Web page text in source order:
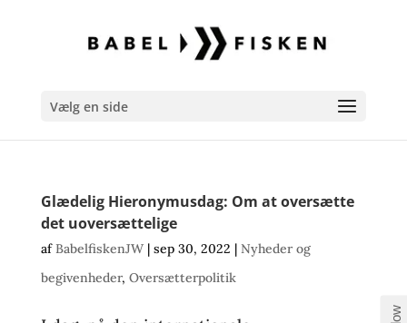
Vælg en side
Glædelig Hieronymusdag: Om at oversætte
det uoversættelige
afBabelfiskenJW| sep 30, 2022 | Nyheder og
begivenheder, Oversætterpolitik